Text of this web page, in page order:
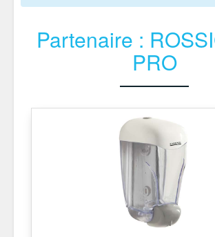
Partenaire :
PRO